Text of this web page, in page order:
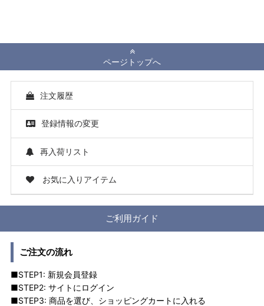
ページトップへ
注文履歴
登録情報の変更
再入荷リスト
お気に入りアイテム
ご利用ガイド
ご注文の流れ
■STEP1: 新規会員登録
■STEP2: サイトにログイン
■STEP3: 商品を選び、ショッピングカートに入れる